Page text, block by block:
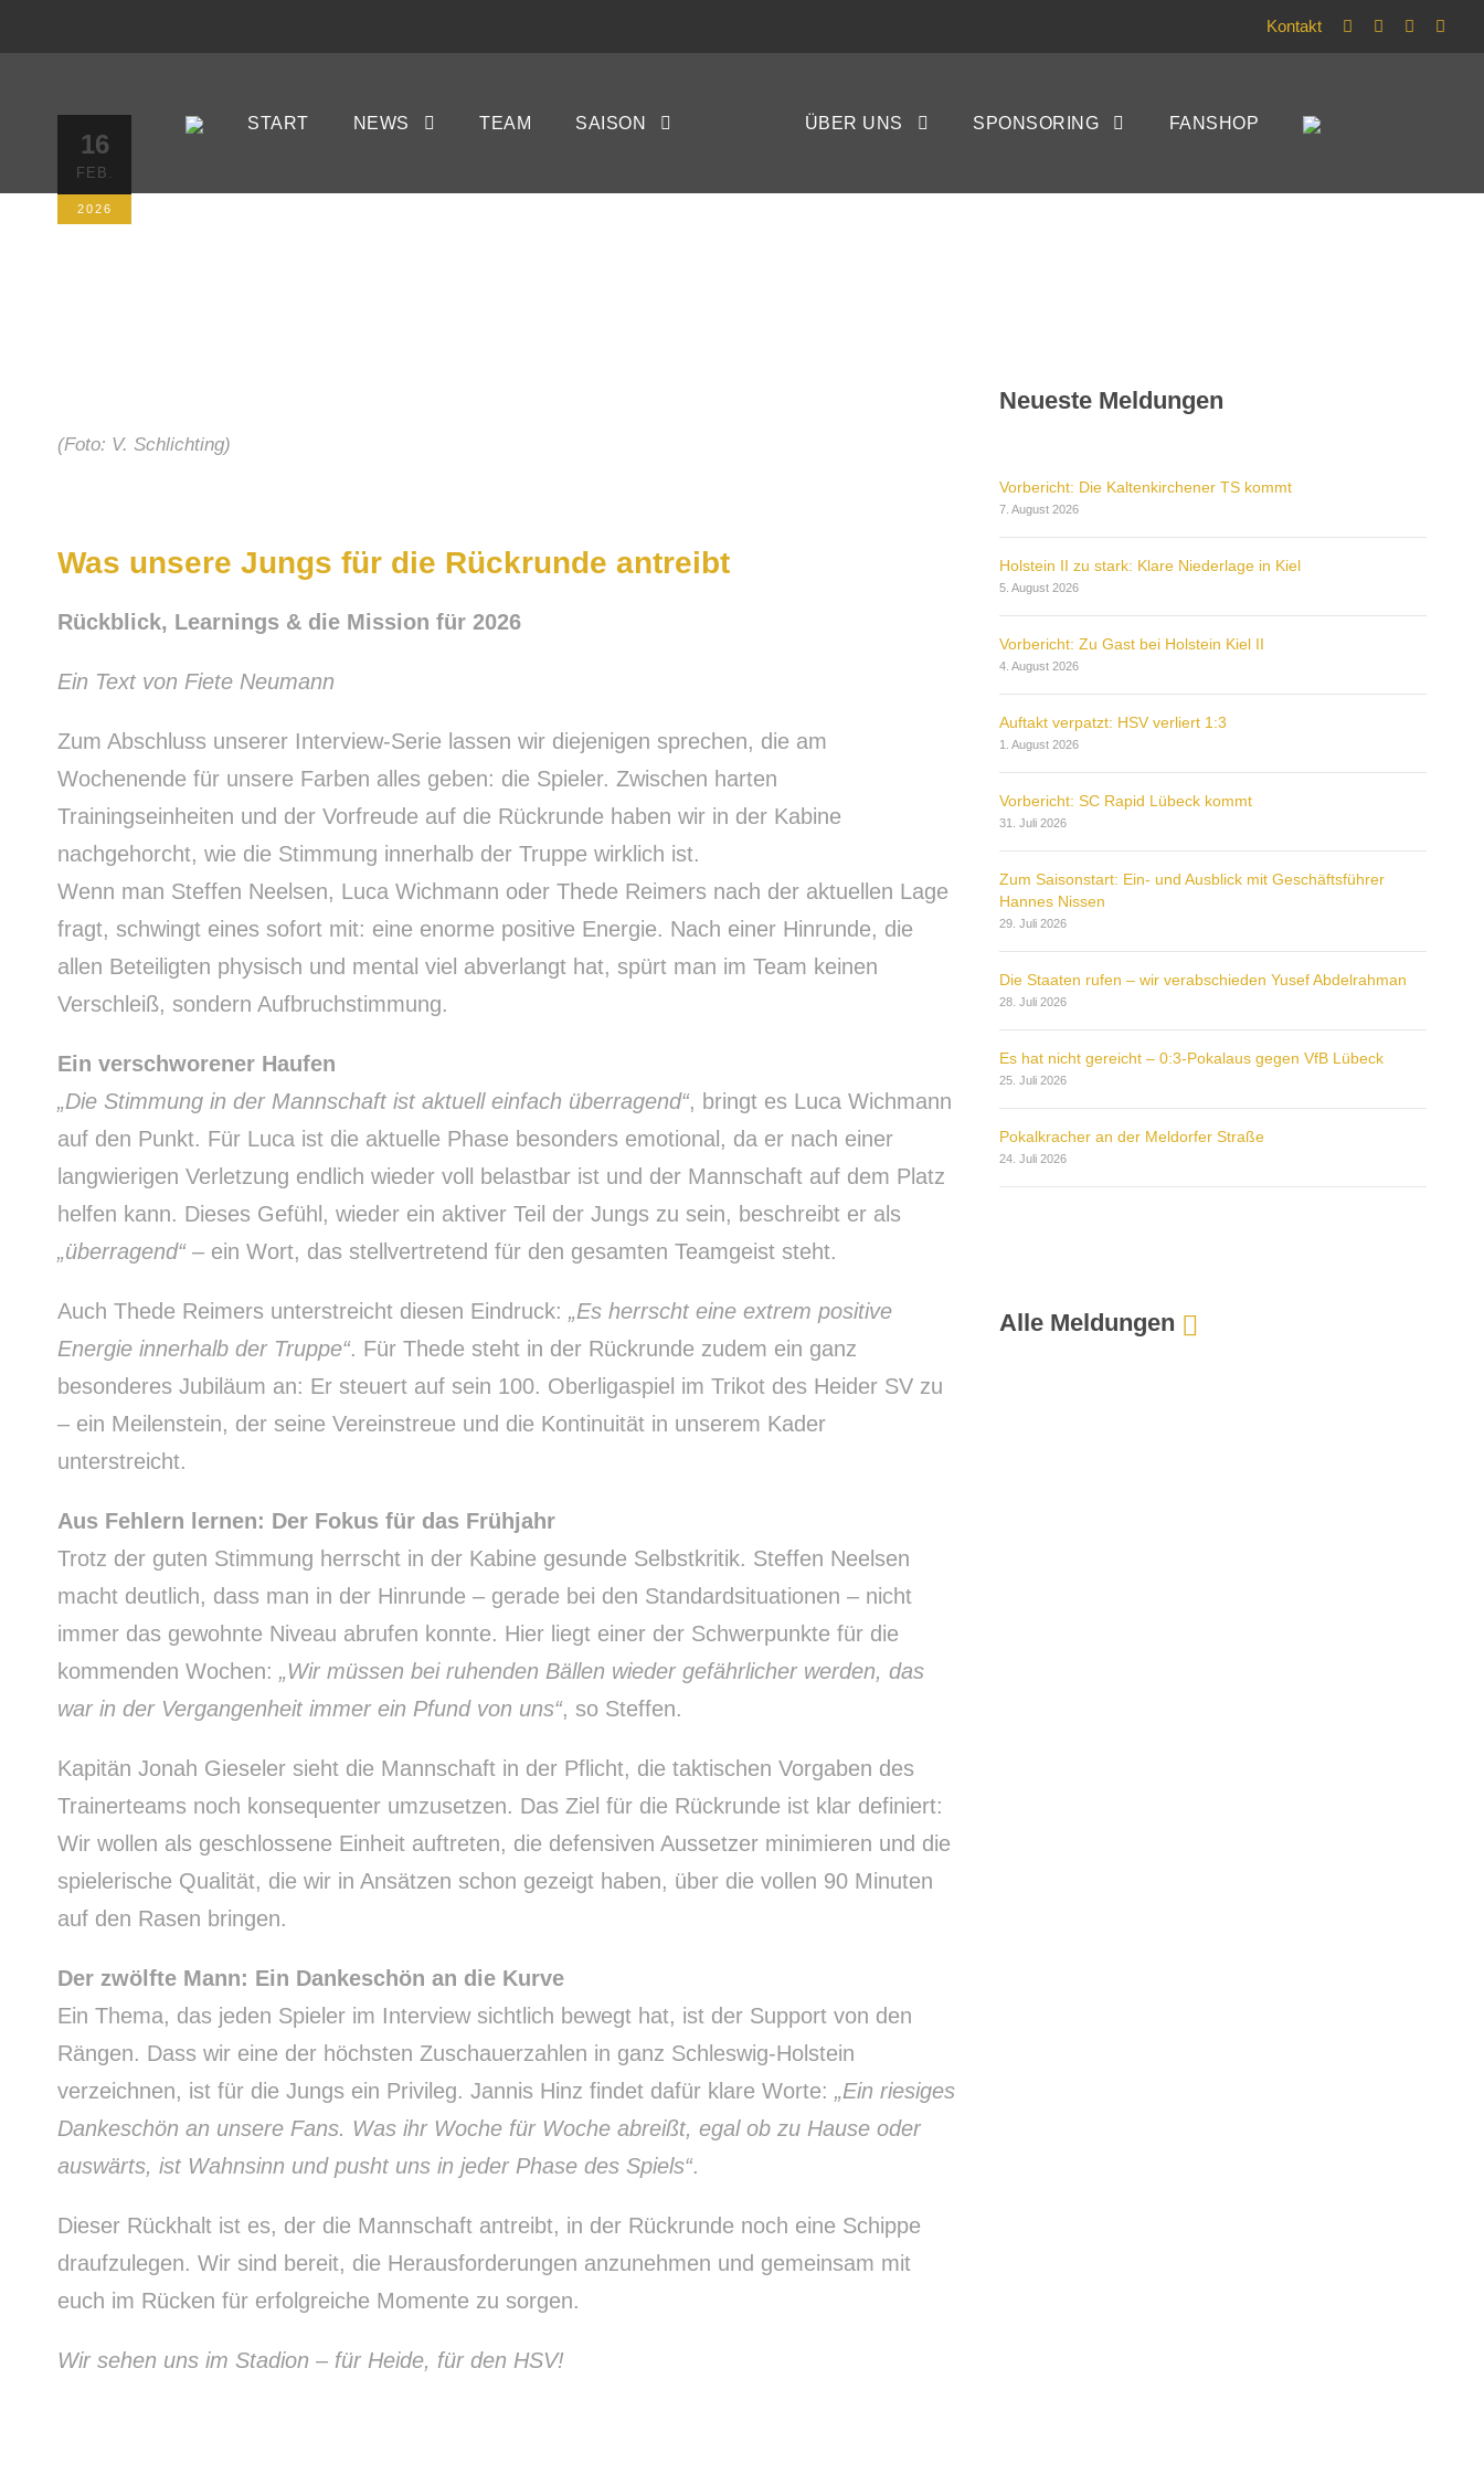
Kontakt
START NEWS TEAM SAISON ÜBER UNS SPONSORING FANSHOP
16
FEB.
2026
Glaube, Gier & Gemeinsamkeit
(Foto: V. Schlichting)
Was unsere Jungs für die Rückrunde antreibt
Rückblick, Learnings & die Mission für 2026
Ein Text von Fiete Neumann
Zum Abschluss unserer Interview-Serie lassen wir diejenigen sprechen, die am
Wochenende für unsere Farben alles geben: die Spieler. Zwischen harten
Trainingseinheiten und der Vorfreude auf die Rückrunde haben wir in der Kabine
nachgehorcht, wie die Stimmung innerhalb der Truppe wirklich ist.
Wenn man Steffen Neelsen, Luca Wichmann oder Thede Reimers nach der aktuellen Lage
fragt, schwingt eines sofort mit: eine enorme positive Energie. Nach einer Hinrunde, die
allen Beteiligten physisch und mental viel abverlangt hat, spürt man im Team keinen
Verschleiß, sondern Aufbruchstimmung.
Ein verschworener Haufen
„Die Stimmung in der Mannschaft ist aktuell einfach überragend“, bringt es Luca Wichmann
auf den Punkt. Für Luca ist die aktuelle Phase besonders emotional, da er nach einer
langwierigen Verletzung endlich wieder voll belastbar ist und der Mannschaft auf dem Platz
helfen kann. Dieses Gefühl, wieder ein aktiver Teil der Jungs zu sein, beschreibt er als
„überragend“ – ein Wort, das stellvertretend für den gesamten Teamgeist steht.
Auch Thede Reimers unterstreicht diesen Eindruck: „Es herrscht eine extrem positive
Energie innerhalb der Truppe“. Für Thede steht in der Rückrunde zudem ein ganz
besonderes Jubiläum an: Er steuert auf sein 100. Oberligaspiel im Trikot des Heider SV zu
– ein Meilenstein, der seine Vereinstreue und die Kontinuität in unserem Kader
unterstreicht.
Aus Fehlern lernen: Der Fokus für das Frühjahr
Trotz der guten Stimmung herrscht in der Kabine gesunde Selbstkritik. Steffen Neelsen
macht deutlich, dass man in der Hinrunde – gerade bei den Standardsituationen – nicht
immer das gewohnte Niveau abrufen konnte. Hier liegt einer der Schwerpunkte für die
kommenden Wochen: „Wir müssen bei ruhenden Bällen wieder gefährlicher werden, das
war in der Vergangenheit immer ein Pfund von uns“, so Steffen.
Kapitän Jonah Gieseler sieht die Mannschaft in der Pflicht, die taktischen Vorgaben des
Trainerteams noch konsequenter umzusetzen. Das Ziel für die Rückrunde ist klar definiert:
Wir wollen als geschlossene Einheit auftreten, die defensiven Aussetzer minimieren und die
spielerische Qualität, die wir in Ansätzen schon gezeigt haben, über die vollen 90 Minuten
auf den Rasen bringen.
Der zwölfte Mann: Ein Dankeschön an die Kurve
Ein Thema, das jeden Spieler im Interview sichtlich bewegt hat, ist der Support von den
Rängen. Dass wir eine der höchsten Zuschauerzahlen in ganz Schleswig-Holstein
verzeichnen, ist für die Jungs ein Privileg. Jannis Hinz findet dafür klare Worte: „Ein riesiges
Dankeschön an unsere Fans. Was ihr Woche für Woche abreißt, egal ob zu Hause oder
auswärts, ist Wahnsinn und pusht uns in jeder Phase des Spiels“.
Dieser Rückhalt ist es, der die Mannschaft antreibt, in der Rückrunde noch eine Schippe
draufzulegen. Wir sind bereit, die Herausforderungen anzunehmen und gemeinsam mit
euch im Rücken für erfolgreiche Momente zu sorgen.
Wir sehen uns im Stadion – für Heide, für den HSV!
Neueste Meldungen
Vorbericht: Die Kaltenkirchener TS kommt
7. August 2026
Holstein II zu stark: Klare Niederlage in Kiel
5. August 2026
Vorbericht: Zu Gast bei Holstein Kiel II
4. August 2026
Auftakt verpatzt: HSV verliert 1:3
1. August 2026
Vorbericht: SC Rapid Lübeck kommt
31. Juli 2026
Zum Saisonstart: Ein- und Ausblick mit Geschäftsführer
Hannes Nissen
29. Juli 2026
Die Staaten rufen – wir verabschieden Yusef Abdelrahman
28. Juli 2026
Es hat nicht gereicht – 0:3-Pokalaus gegen VfB Lübeck
25. Juli 2026
Pokalkracher an der Meldorfer Straße
24. Juli 2026
Alle Meldungen